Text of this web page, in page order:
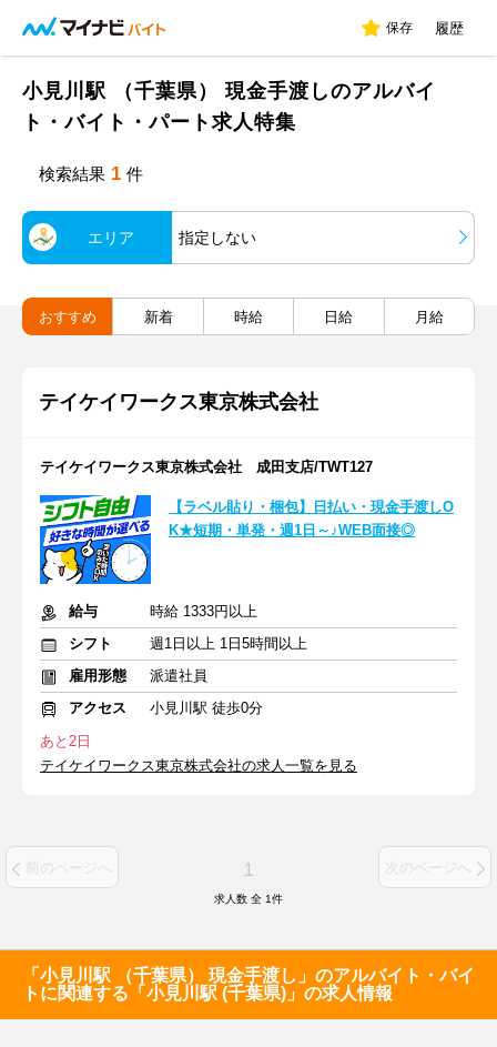
保存 履歴
小見川駅 （千葉県） 現金手渡しのアルバイ
ト・バイト・パート求人特集
検索結果 1 件
エリア 指定しない
おすすめ 新着 時給 日給 月給
テイケイワークス東京株式会社
テイケイワークス東京株式会社 成田支店/TWT127
【ラベル貼り・梱包】日払い・現金手渡しO
K★短期・単発・週1日～♪WEB面接◎
給与
時給 1333円以上
シフト
週1日以上 1日5時間以上
雇用形態
派遣社員
アクセス
小見川駅 徒歩0分
あと2日
テイケイワークス東京株式会社の求人一覧を見る
前のページへ 1 次のページへ
求人数 全 1件
「小見川駅 （千葉県） 現金手渡し」のアルバイト・バイ
トに関連する「小見川駅 (千葉県)」の求人情報